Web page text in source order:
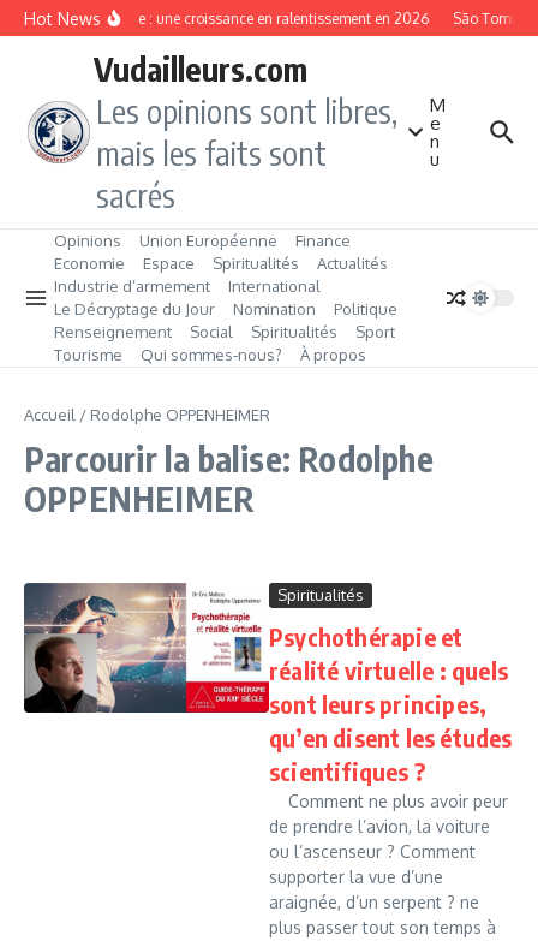
Aller au contenu
Hot NewsGambie : une croissance en ralentissement en 2026 São
Vudailleurs.com
Les opinions sont libres,
mais les faits sont
sacrés
M
e
n
u
Opinions Union Européenne
Finance
Economie
Espace Spiritualités
Actualités
Industrie d’armement
International
Le Décryptage du Jour
Nomination
Politique
Renseignement
Social Spiritualités
Sport
Tourisme
Qui sommes‑nous? À propos
Accueil / Rodolphe OPPENHEIMER
Parcourir la balise: Rodolphe
OPPENHEIMER
Spiritualités
Psychothérapie et
réalité virtuelle : quels
sont leurs principes,
qu’en disent les études
scientifiques ?
Comment ne plus avoir peur
de prendre l’avion, la voiture
ou l’ascenseur ? Comment
supporter la vue d’une
araignée, d’un serpent ? ne
plus passer tout son temps à